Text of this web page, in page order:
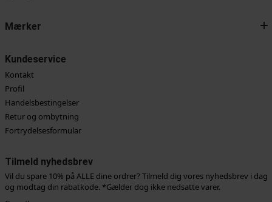
Mærker
Kundeservice
Kontakt
Profil
Handelsbestingelser
Retur og ombytning
Fortrydelsesformular
Tilmeld nyhedsbrev
Vil du spare 10% på ALLE dine ordrer? Tilmeld dig vores nyhedsbrev i dag
og modtag din rabatkode. *Gælder dog ikke nedsatte varer.